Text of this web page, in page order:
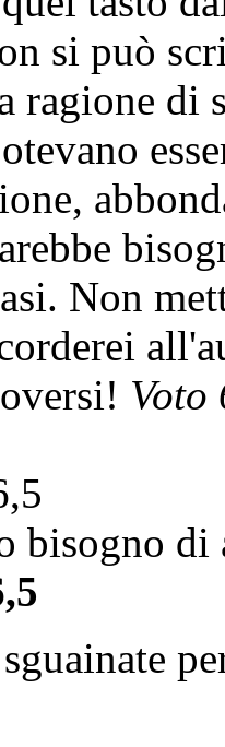
si può
ragione
Non
Voto
bisogno di